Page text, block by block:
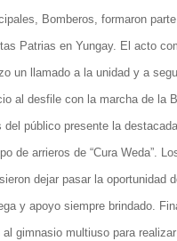
Bomberos, formaron
Patrias en Yungay. El acto
un llamado a la unidad y a
al desfile con la marcha de la
público presente la
de arrieros de “Cura Weda”.
dejar pasar la oportunidad
y apoyo siempre brindado.
gimnasio multiuso para